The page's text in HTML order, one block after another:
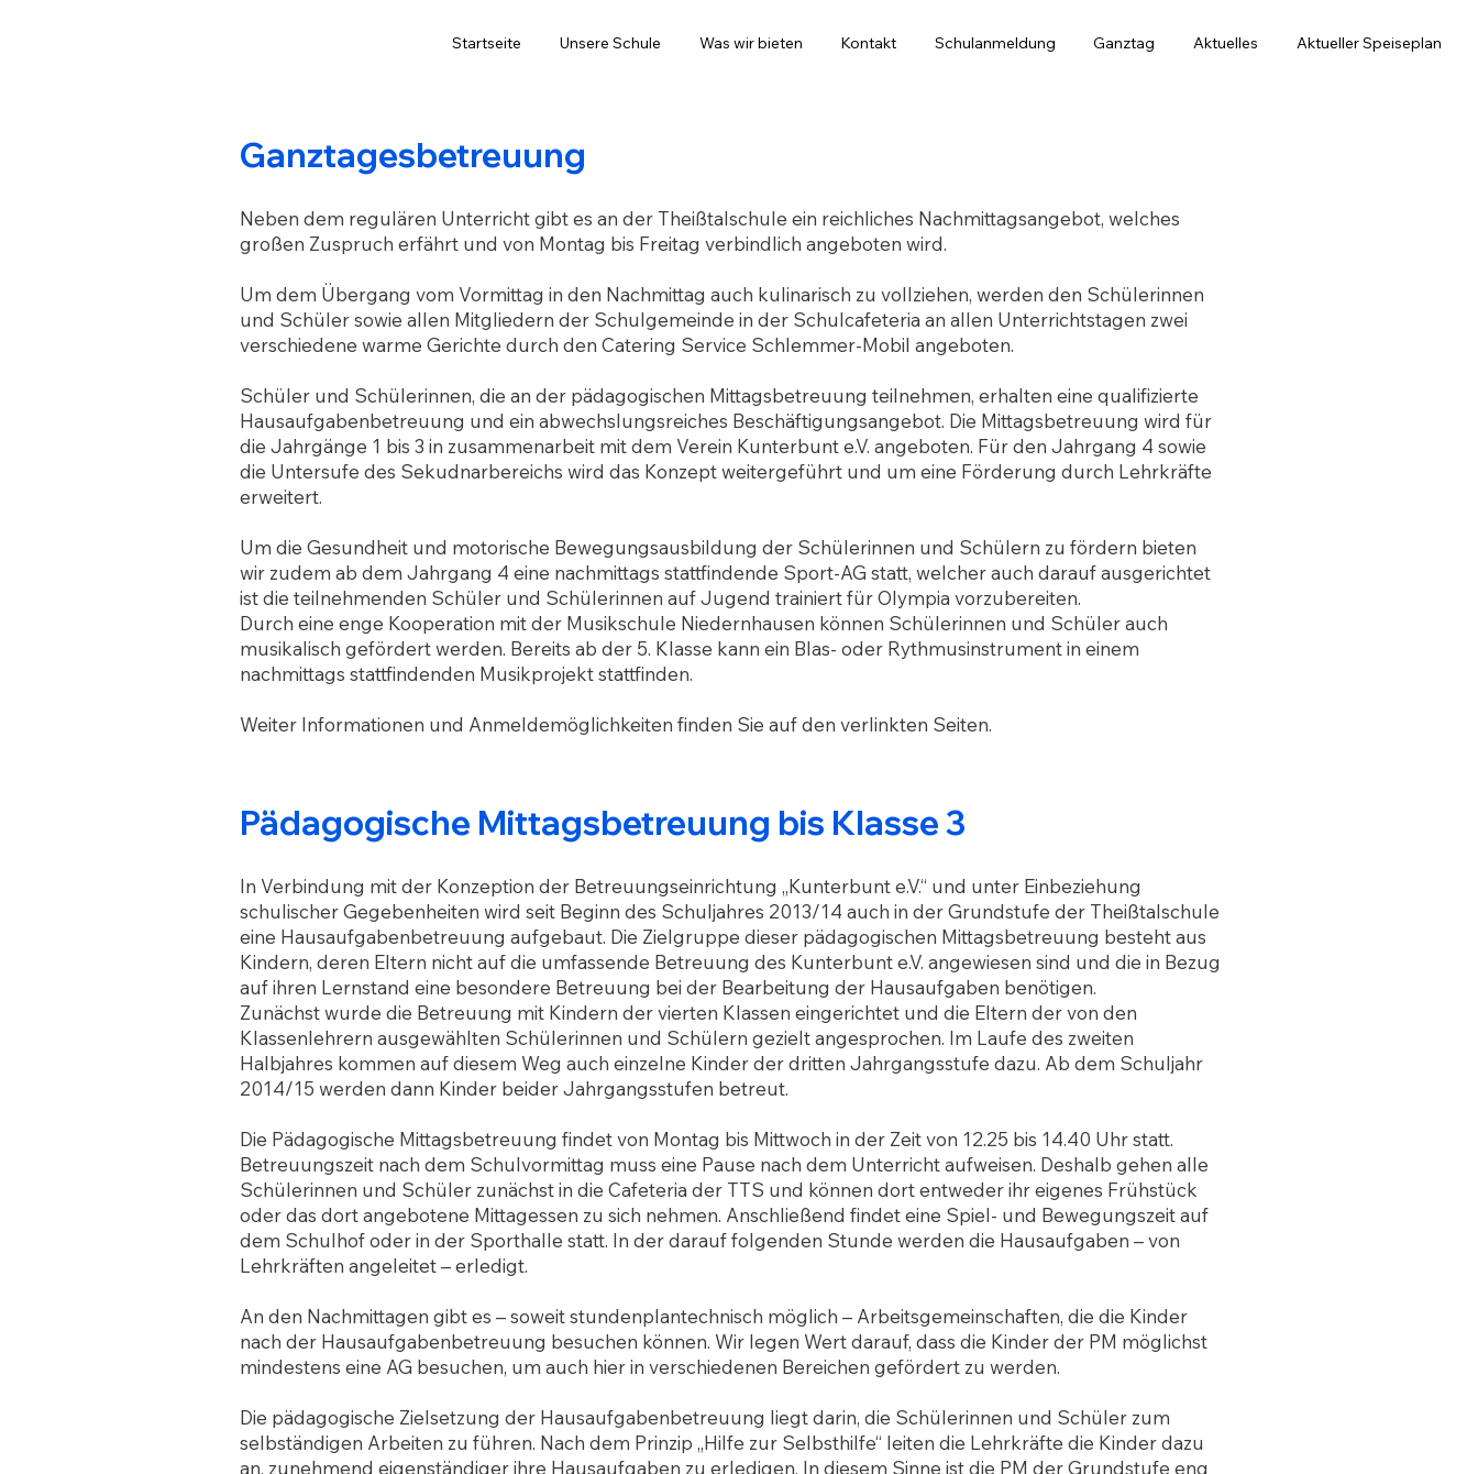
Startseite Unsere Schule Was wir bieten Kontakt Schulanmeldung Ganztag Aktuelles Aktueller Speiseplan
Ganztagesbetreuung
Neben dem regulären Unterricht gibt es an der Theißtalschule ein reichliches Nachmittagsangebot, welches
großen Zuspruch erfährt und von Montag bis Freitag verbindlich angeboten wird.
Um dem Übergang vom Vormittag in den Nachmittag auch kulinarisch zu vollziehen, werden den Schülerinnen
und Schüler sowie allen Mitgliedern der Schulgemeinde in der Schulcafeteria an allen Unterrichtstagen zwei
verschiedene warme Gerichte durch den Catering Service Schlemmer-Mobil angeboten.
Schüler und Schülerinnen, die an der pädagogischen Mittagsbetreuung teilnehmen, erhalten eine qualifizierte
Hausaufgabenbetreuung und ein abwechslungsreiches Beschäftigungsangebot. Die Mittagsbetreuung wird für
die Jahrgänge 1 bis 3 in zusammenarbeit mit dem Verein Kunterbunt e.V. angeboten. Für den Jahrgang 4 sowie
die Untersufe des Sekudnarbereichs wird das Konzept weitergeführt und um eine Förderung durch Lehrkräfte
erweitert.
Um die Gesundheit und motorische Bewegungsausbildung der Schülerinnen und Schülern zu fördern bieten
wir zudem ab dem Jahrgang 4 eine nachmittags stattfindende Sport-AG statt, welcher auch darauf ausgerichtet
ist die teilnehmenden Schüler und Schülerinnen aufJugend trainiert für Olympia vorzubereiten.
Durch eine enge Kooperation mit der Musikschule Niedernhausen können Schülerinnen und Schüler auch
musikalisch gefördert werden. Bereits ab der 5. Klasse kann ein Blas- oder Rythmusinstrument in einem
nachmittags stattfindenden Musikprojektstattfinden.
Weiter Informationen und Anmeldemöglichkeiten finden Sie auf den verlinkten Seiten.
Pädagogische Mittagsbetreuung bis Klasse 3
In Verbindung mit der Konzeption der Betreuungseinrichtung „Kunterbunt e.V.“ und unter Einbeziehung
schulischer Gegebenheiten wird seit Beginn des Schuljahres 2013/14 auch in der Grundstufe der Theißtalschule
eine Hausaufgabenbetreuung aufgebaut. Die Zielgruppe dieser pädagogischen Mittagsbetreuung besteht aus
Kindern, deren Eltern nicht auf die umfassende Betreuung des Kunterbunt e.V. angewiesen sind und die in Bezug
auf ihren Lernstand eine besondere Betreuung bei der Bearbeitung der Hausaufgaben benötigen.
Zunächst wurde die Betreuung mit Kindern der vierten Klassen eingerichtet und die Eltern der von den
Klassenlehrern ausgewählten Schülerinnen und Schülern gezielt angesprochen. Im Laufe des zweiten
Halbjahres kommen auf diesem Weg auch einzelne Kinder der dritten Jahrgangsstufe dazu. Ab dem Schuljahr
2014/15 werden dann Kinder beider Jahrgangsstufen betreut.
Die Pädagogische Mittagsbetreuung findet von Montag bis Mittwoch in der Zeit von 12.25 bis 14.40 Uhr statt.
Betreuungszeit nach dem Schulvormittag muss eine Pause nach dem Unterricht aufweisen. Deshalb gehen alle
Schülerinnen und Schüler zunächst in die Cafeteria der TTS und können dort entweder ihr eigenes Frühstück
oder das dort angebotene Mittagessen zu sich nehmen. Anschließend findet eine Spiel- und Bewegungszeit auf
dem Schulhof oder in der Sporthalle statt. In der darauf folgenden Stunde werden die Hausaufgaben – von
Lehrkräften angeleitet – erledigt.
An den Nachmittagen gibt es – soweit stundenplantechnisch möglich – Arbeitsgemeinschaften, die die Kinder
nach der Hausaufgabenbetreuung besuchen können. Wir legen Wert darauf, dass die Kinder der PM möglichst
mindestens eine AG besuchen, um auch hier in verschiedenen Bereichen gefördert zu werden.
Die pädagogische Zielsetzung der Hausaufgabenbetreuung liegt darin, die Schülerinnen und Schüler zum
selbständigen Arbeiten zu führen. Nach dem Prinzip „Hilfe zur Selbsthilfe“ leiten die Lehrkräfte die Kinder dazu
an, zunehmend eigenständiger ihre Hausaufgaben zu erledigen. In diesem Sinne ist die PM der Grundstufe eng